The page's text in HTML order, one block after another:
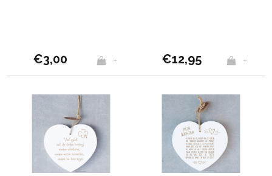
€3,00 + €12,95 +